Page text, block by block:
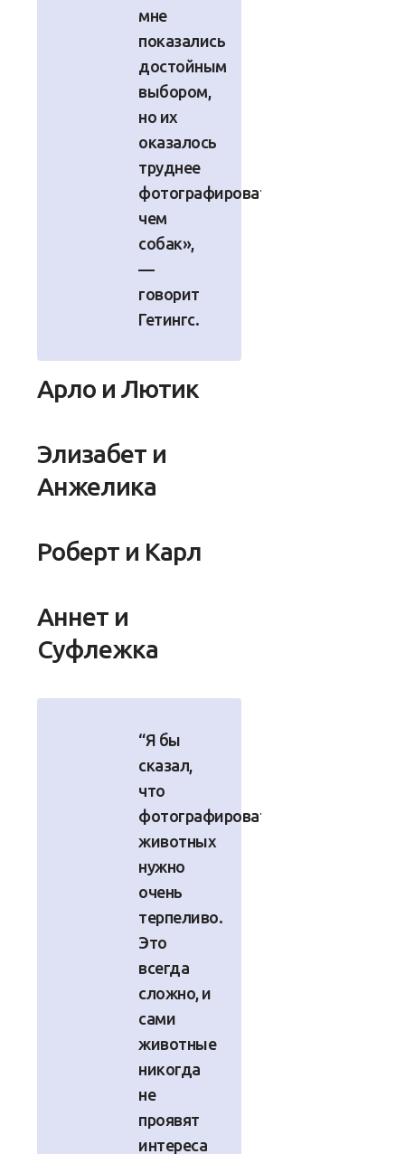
мне
показались
достойным
выбором,
но их
оказалось
труднее
фотографировать,
чем
собак»,
—
говорит
Гетингс.
Арло и Лютик
Элизабет и
Анжелика
Роберт и Карл
Аннет и
Суфлежка
“Я бы
сказал,
что
фотографировать
животных
нужно
очень
терпеливо.
Это
всегда
сложно, и
сами
животные
никогда
не
проявят
интереса